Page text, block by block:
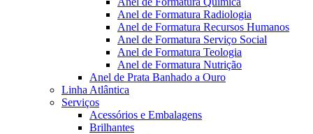
Anel de Formatura Radiologia
Anel de Formatura Recursos Humanos
Anel de Formatura Serviço Social
Anel de Formatura Teologia
Anel de Formatura Nutrição
Anel de Prata Banhado a Ouro
Linha Atlântica
Serviços
Acessórios e Embalagens
Brilhantes